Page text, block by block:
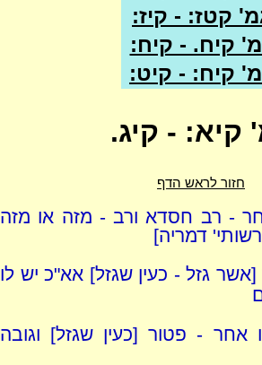
קטז: - קיז:
קיח. - קיח:
קיח: - קיט:
קיא: - קיג.
חזור לראש הדף
- רב חסדא ורב - מזה או מזה
דמריה]
גזל - כעין שגזל] אא"כ יש לו
אחר - פטור [כעין שגזל] וגובה